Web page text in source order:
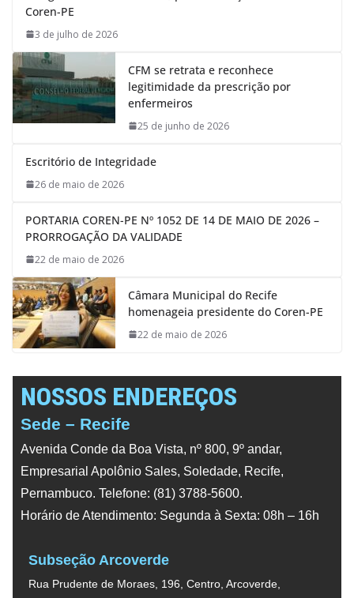
Coren-PE
3 de julho de 2026
CFM se retrata e reconhece
legitimidade da prescrição por
enfermeiros
25 de junho de 2026
Escritório de Integridade
26 de maio de 2026
PORTARIA COREN-PE Nº 1052 DE 14 DE MAIO DE 2026 –
PRORROGAÇÃO DA VALIDADE
22 de maio de 2026
Câmara Municipal do Recife
homenageia presidente do Coren-PE
22 de maio de 2026
NOSSOS ENDEREÇOS
Sede – Recife
Avenida Conde da Boa Vista, nº 800, 9º andar,
Empresarial Apolônio Sales, Soledade, Recife,
Pernambuco. Telefone: (81) 3788-5600.
Horário de Atendimento: Segunda à Sexta: 08h – 16h
Subseção Arcoverde
Rua Prudente de Moraes, 196, Centro, Arcoverde,